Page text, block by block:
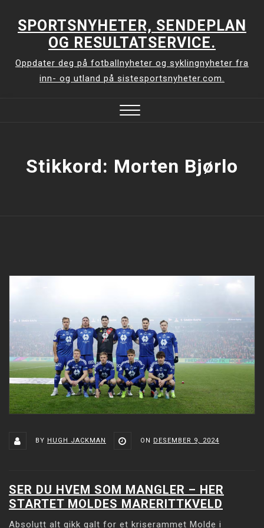
SPORTSNYHETER, SENDEPLAN
OG RESULTATSERVICE.
Oppdater deg på fotballnyheter og syklingnyheter fra
inn- og utland på sistesportsnyheter.com.
Stikkord: Morten Bjørlo
BY HUGH JACKMAN ON DESEMBER 9, 2024
SER DU HVEM SOM MANGLER – HER
STARTET MOLDES MARERITTKVELD
Absolutt alt gikk galt for et kriserammet Molde i